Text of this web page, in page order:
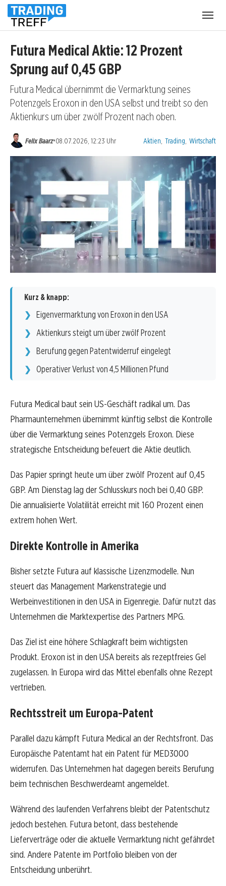
Futura Medical Aktie: 12 Prozent
Sprung auf 0,45 GBP
Futura Medical übernimmt die Vermarktung seines
Potenzgels Eroxon in den USA selbst und treibt so den
Aktienkurs um über zwölf Prozent nach oben.
Felix Baarz•08.07.2026, 12:23 Uhr Kategorien:
Aktien Trading Wirtschaft
Kurz & knapp:
Eigenvermarktung von Eroxon in den USA
Aktienkurs steigt um über zwölf Prozent
Berufung gegen Patentwiderruf eingelegt
Operativer Verlust von 4,5 Millionen Pfund
Futura Medical baut sein US-Geschäft radikal um. Das
Pharmaunternehmen übernimmt künftig selbst die Kontrolle
über die Vermarktung seines Potenzgels Eroxon. Diese
strategische Entscheidung befeuert die Aktie deutlich.
Das Papier springt heute um über zwölf Prozent auf 0,45
GBP. Am Dienstag lag der Schlusskurs noch bei 0,40 GBP.
Die annualisierte Volatilität erreicht mit 160 Prozent einen
extrem hohen Wert.
Direkte Kontrolle in Amerika
Bisher setzte Futura auf klassische Lizenzmodelle. Nun
steuert das Management Markenstrategie und
Werbeinvestitionen in den USA in Eigenregie. Dafür nutzt das
Unternehmen die Marktexpertise des Partners MPG.
Das Ziel ist eine höhere Schlagkraft beim wichtigsten
Produkt. Eroxon ist in den USA bereits als rezeptfreies Gel
zugelassen. In Europa wird das Mittel ebenfalls ohne Rezept
vertrieben.
Rechtsstreit um Europa-Patent
Parallel dazu kämpft Futura Medical an der Rechtsfront. Das
Europäische Patentamt hat ein Patent für MED3000
widerrufen. Das Unternehmen hat dagegen bereits Berufung
beim technischen Beschwerdeamt angemeldet.
Während des laufenden Verfahrens bleibt der Patentschutz
jedoch bestehen. Futura betont, dass bestehende
Lieferverträge oder die aktuelle Vermarktung nicht gefährdet
sind. Andere Patente im Portfolio bleiben von der
Entscheidung unberührt.